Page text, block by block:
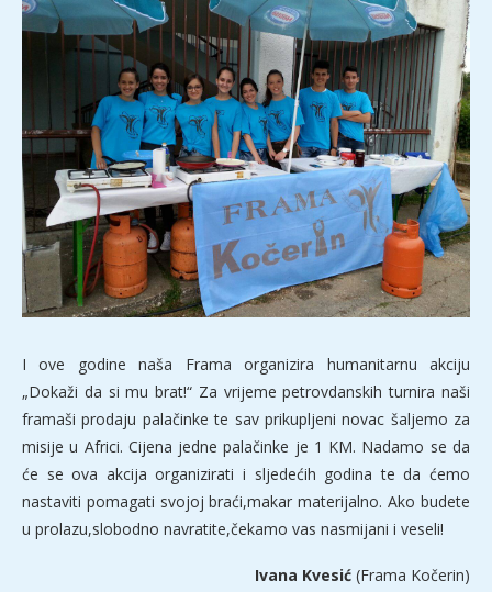
I ove godine naša Frama organizira humanitarnu akciju
„Dokaži da si mu brat!“ Za vrijeme petrovdanskih turnira naši
framaši prodaju palačinke te sav prikupljeni novac šaljemo za
misije u Africi. Cijena jedne palačinke je 1 KM. Nadamo se da
će se ova akcija organizirati i sljedećih godina te da ćemo
nastaviti pomagati svojoj braći,makar materijalno. Ako budete
u prolazu,slobodno navratite,čekamo vas nasmijani i veseli!
Ivana Kvesić (Frama Kočerin)